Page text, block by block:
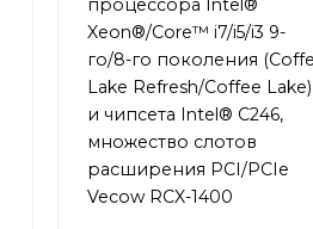
процессора Intel®
Xeon®/Core™ i7/i5/i3 9-
го/8-го поколения
Lake Refresh/Coffee Lake)
и чипсета Intel® C246,
множество слотов
расширения PCI/PCIe
Vecow RCX-1400